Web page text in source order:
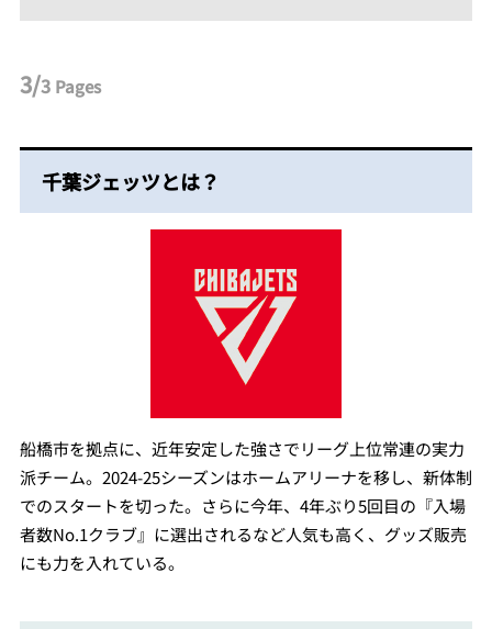
3/3 Pages
千葉ジェッツとは？
船橋市を拠点に、近年安定した強さでリーグ上位常連の実力
派チーム。2024-25シーズンはホームアリーナを移し、新体制
でのスタートを切った。さらに今年、4年ぶり5回目の『入場
者数No.1クラブ』に選出されるなど人気も高く、グッズ販売
にも力を入れている。